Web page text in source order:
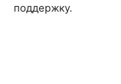
поддержку.